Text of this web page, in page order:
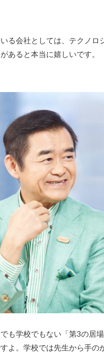
る会社としては、テクノロ
あると本当に嬉しいです。
も学校でもない「第3の居
よ。学校では先生から手の